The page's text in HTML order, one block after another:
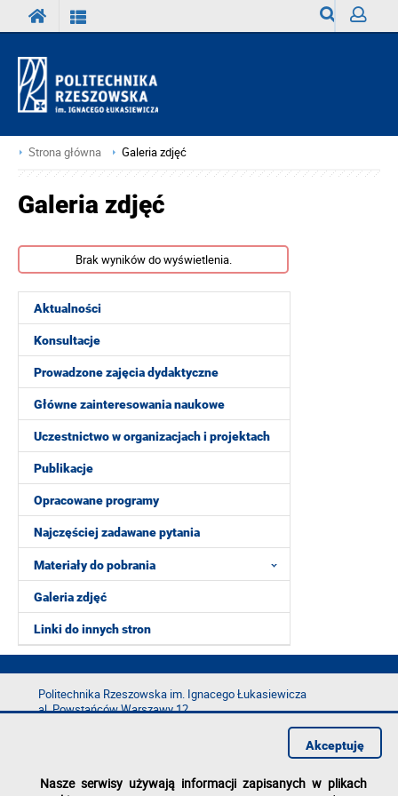
Strona główna Galeria zdjęć
Aktualności
Konsultacje
Prowadzone zajęcia dydaktyczne
Główne zainteresowania naukowe
Uczestnictwo w organizacjach i projektach
Publikacje
Opracowane programy
Najczęściej zadawane pytania
Materiały do pobrania
Galeria zdjęć
Linki do innych stron
Galeria zdjęć
Brak wyników do wyświetlenia.
Politechnika Rzeszowska im. Ignacego Łukasiewicza
al. Powstańców Warszawy 12
e-mail:kancelaria@prz.edu.pl
Nasze serwisy używają informacji zapisanych w plikach
Akceptuję